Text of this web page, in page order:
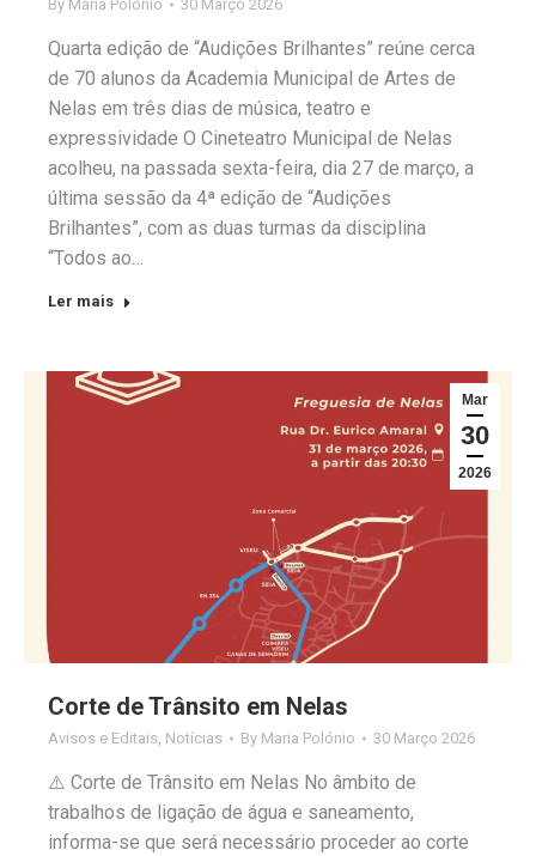
By Maria Polónio 30 Março 2026
Quarta edição de “Audições Brilhantes” reúne cerca
de 70 alunos da Academia Municipal de Artes de
Nelas em três dias de música, teatro e
expressividade O Cineteatro Municipal de Nelas
acolheu, na passada sexta-feira, dia 27 de março, a
última sessão da 4ª edição de “Audições
Brilhantes”, com as duas turmas da disciplina
“Todos ao…
Ler mais
Mar
30
2026
Corte de Trânsito em Nelas
Avisos e Editais, Notícias By Maria Polónio 30 Março 2026
⚠️ Corte de Trânsito em Nelas No âmbito de
trabalhos de ligação de água e saneamento,
informa-se que será necessário proceder ao corte